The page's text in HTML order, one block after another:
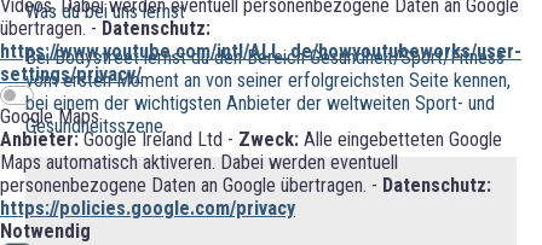
Videos. Dabei werden eventuell personenbezogene Daten an Google
übertragen. - Datenschutz:
https://www.youtube.com/intl/ALL_de/howyoutubeworks/user-
settings/privacy/
Google Maps
Anbieter:Google Ireland Ltd - Zweck: Alle eingebetteten Google
Maps automatisch aktiveren. Dabei werden eventuell
personenbezogene Daten an Google übertragen. - Datenschutz:
https://policies.google.com/privacy
Notwendig
Was du bei uns lernst
Bei Bodystreet lernst du den Bereich Gesundheit/Sport/Fitness
vom ersten Moment an von seiner erfolgreichsten Seite kennen,
bei einem der wichtigsten Anbieter der weltweiten Sport- und
Gesundheitsszene.